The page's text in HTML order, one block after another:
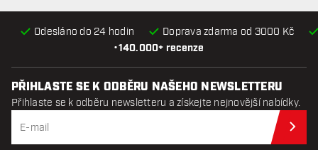
•140.000+ recenze
Odesláno do 24 hodin Doprava zdarma od 3000 Kč
PŘIHLASTE SE K ODBĚRU NAŠEHO NEWSLETTERU
Přihlaste se k odběru newsletteru a získejte nejnovější nabídky.